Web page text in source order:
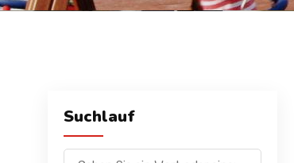
Suchlauf